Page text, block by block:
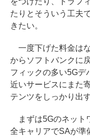
たりとそういう工夫
きたい。
一度下げた料金は
からソフトバンクに
フィックの多い5Gデ
近いサービスにまた
テンツをしっかり出
まずは5Gのネット
全キャリアでSAが準